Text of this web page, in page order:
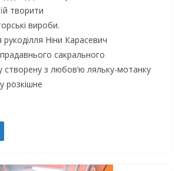
творити
вироби.
рукоділля Ніни Карасевич
сакрального
створену з любов’ю ляльку-мотанку
розкішне